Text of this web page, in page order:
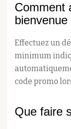
Comment
bienvenue
Effectuez un
minimum
code promo
Que faire